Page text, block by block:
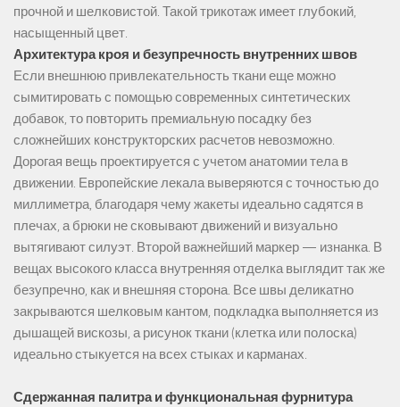
прочной и шелковистой. Такой трикотаж имеет глубокий,
насыщенный цвет.
Архитектура кроя и безупречность внутренних швов
Если внешнюю привлекательность ткани еще можно
сымитировать с помощью современных синтетических
добавок, то повторить премиальную посадку без
сложнейших конструкторских расчетов невозможно.
Дорогая вещь проектируется с учетом анатомии тела в
движении. Европейские лекала выверяются с точностью до
миллиметра, благодаря чему жакеты идеально садятся в
плечах, а брюки не сковывают движений и визуально
вытягивают силуэт. Второй важнейший маркер — изнанка. В
вещах высокого класса внутренняя отделка выглядит так же
безупречно, как и внешняя сторона. Все швы деликатно
закрываются шелковым кантом, подкладка выполняется из
дышащей вискозы, а рисунок ткани (клетка или полоска)
идеально стыкуется на всех стыках и карманах.
Сдержанная палитра и функциональная фурнитура